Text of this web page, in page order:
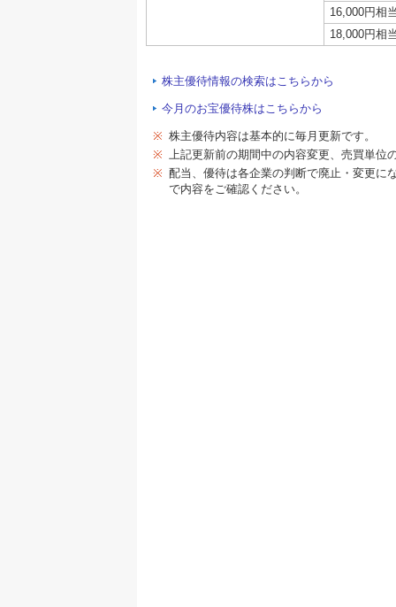
16,000円相
18,000円相
株主優待情報の検索はこちらから
今月のお宝優待株はこちらから
※ 株主優待内容は基本的に毎月更新です。
※ 上記更新前の期間中の内容変更、売買単位
※ 配当、優待は各企業の判断で廃止・変更に
で内容をご確認ください。